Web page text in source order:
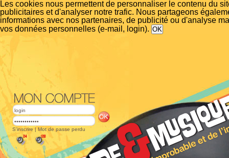
Les cookies nous permettent de personnaliser le contenu du
publicitaires et d'analyser notre trafic. Nous partageons
informations avec nos partenaires, de publicité ou d'analyse
vos données personnelles (e-mail, login).
S'inscrire | Mot de passe perdu